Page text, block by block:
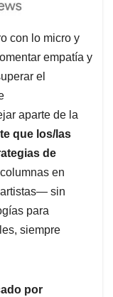
con lo micro y
empatía y
el
aparte de la
que los/las
de
en
sin
para
siempre
por